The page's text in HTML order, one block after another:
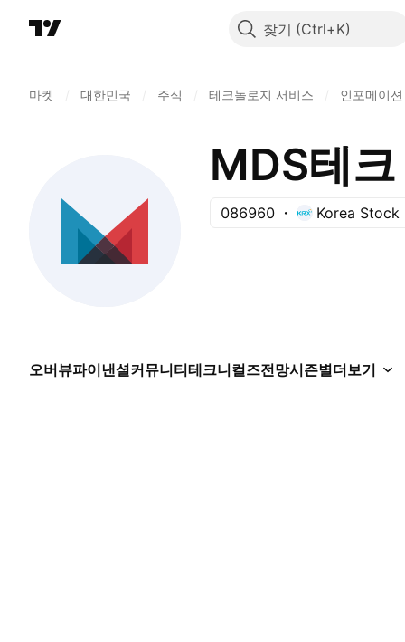
찾기
마켓 대한민국 주식 테크놀로지 서비스 인포메이
MDS테크
086960 Korea Stock
오버뷰파이낸셜커뮤니티테크니컬즈전망시즌별더보기